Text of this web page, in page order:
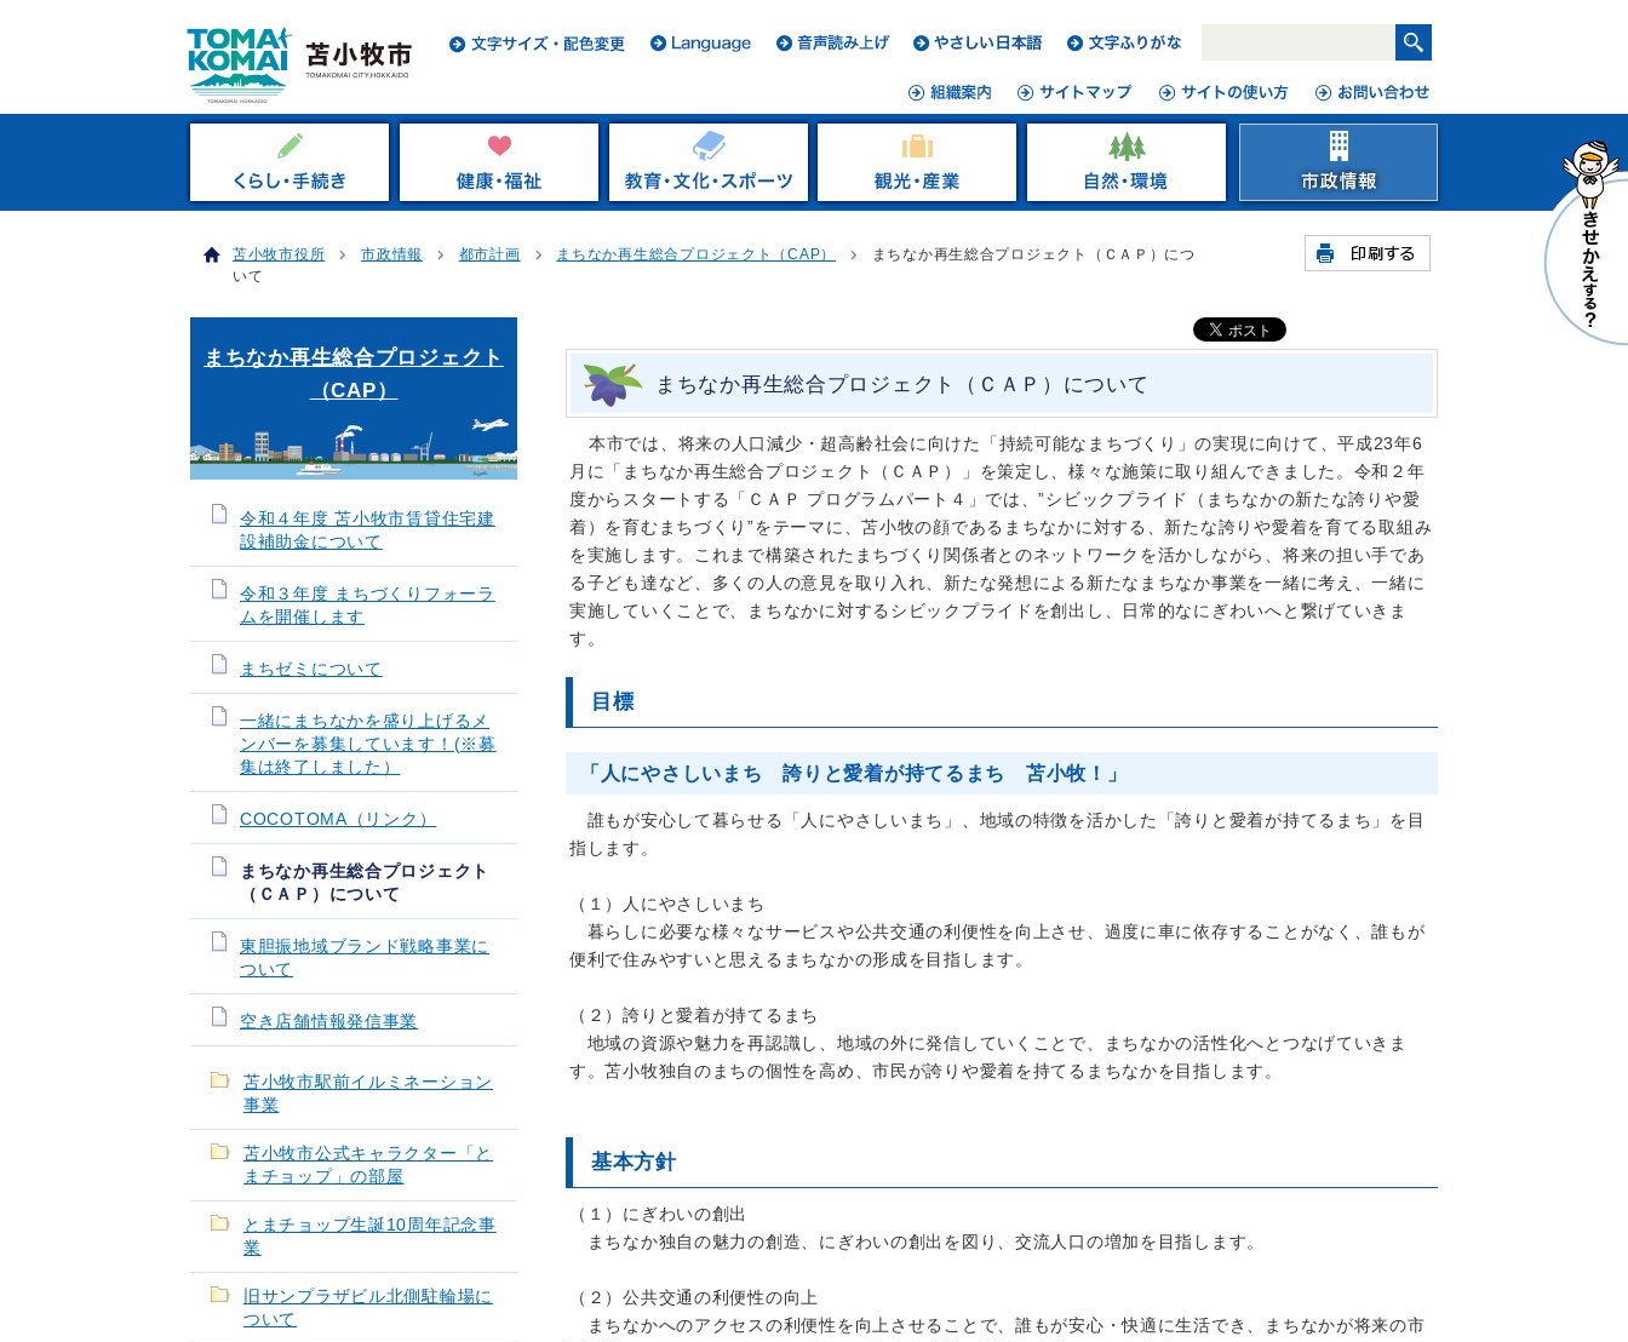
苫小牧市役所 市政情報 都市計画 まちなか再生総合プロジェクト（CAP）
まちなか再生総合プロジェクト（ＣＡＰ）につ
いて
まちなか再生総合プロジェクト（ＣＡＰ）について
本市では、将来の人口減少・超高齢社会に向けた「持続可能なまちづくり」の実現に向けて、平成23年6
月に「まちなか再生総合プロジェクト（ＣＡＰ）」を策定し、様々な施策に取り組んできました。令和２ 年
度からスタートする「ＣＡＰ プログラムパート４」では、”シビックプライド（まちなかの新たな誇りや愛
着）を育むまちづくり”をテーマに、苫小牧の顔であるまちなかに対する、新たな誇りや愛着を育てる取組み
を実施します。これまで構築されたまちづくり関係者とのネットワークを活かしながら、将来の担い手であ
る子ども達など、多くの人の意見を取り入れ、新たな発想による新たなまちなか事業を一緒に考え、一緒に
実施していくことで、まちなかに対するシビックプライドを創出し、日常的なにぎわいへと繋げていきま
す。
目標
「人にやさしいまち 誇りと愛着が持てるまち 苫小牧！」
誰もが安心して暮らせる「人にやさしいまち」、地域の特徴を活かした「誇りと愛着が持てるまち」を目
指します。
（１）人にやさしいまち
暮らしに必要な様々なサービスや公共交通の利便性を向上させ、過度に車に依存することがなく、誰もが
便利で住みやすいと思えるまちなかの形成を目指します。
（２）誇りと愛着が持てるまち
地域の資源や魅力を再認識し、地域の外に発信していくことで、まちなかの活性化へとつなげていきま
す。苫小牧独自のまちの個性を高め、市民が誇りや愛着を持てるまちなかを目指します。
基本方針
（１）にぎわいの創出
まちなか独自の魅力の創造、にぎわいの創出を図り、交流人口の増加を目指します。
（２）公共交通の利便性の向上
まちなかへのアクセスの利便性を向上させることで、誰もが安心・快適に生活でき、まちなかが将来の市
まちなか再生総合プロジェクト
（CAP）
令和４年度 苫小牧市賃貸住宅建
設補助金について
令和３年度 まちづくりフォーラ
ムを開催します
まちゼミについて
一緒にまちなかを盛り上げるメ
ンバーを募集しています！(※募
集は終了しました）
COCOTOMA（リンク）
まちなか再生総合プロジェクト
（ＣＡＰ）について
東胆振地域ブランド戦略事業に
ついて
空き店舗情報発信事業
苫小牧市駅前イルミネーション
事業
苫小牧市公式キャラクター「と
まチョップ」の部屋
とまチョップ生誕10周年記念事
業
旧サンプラザビル北側駐輪場に
ついて